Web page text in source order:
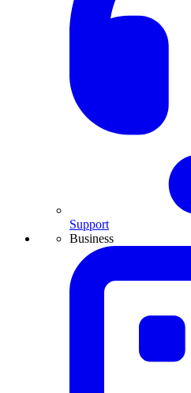
Support
Business